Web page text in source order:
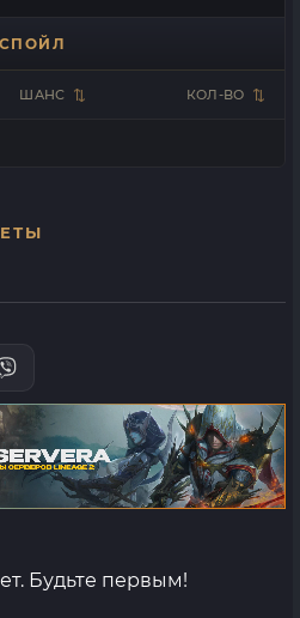
СПОЙЛ
ШАНС КОЛ-ВО
Будьте первым!